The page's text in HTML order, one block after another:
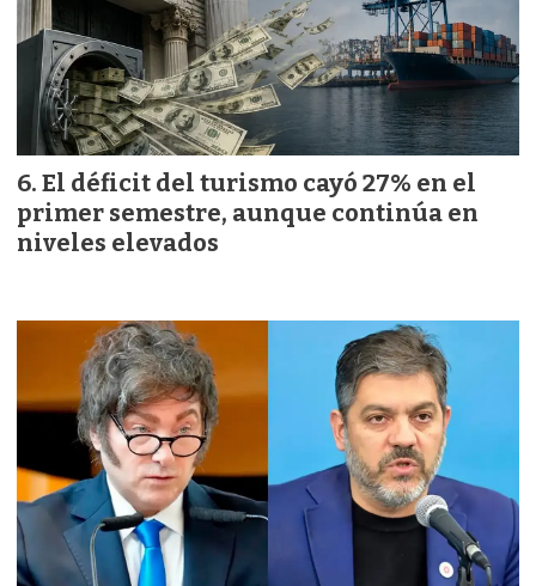
El déficit del turismo cayó 27% en el
primer semestre, aunque continúa en
niveles elevados